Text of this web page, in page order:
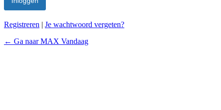
Registreren | Je wachtwoord vergeten?
← Ga naar MAX Vandaag